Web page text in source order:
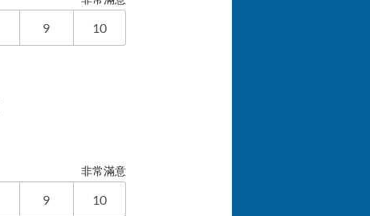
9 10
非常滿意
9 10